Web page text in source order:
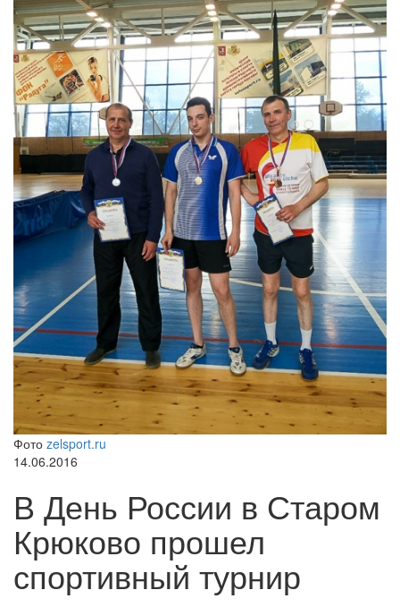
Фото zelsport.ru
14.06.2016
В День России в Старом
Крюково прошел
спортивный турнир